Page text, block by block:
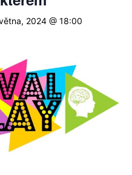
2024 @ 18:00